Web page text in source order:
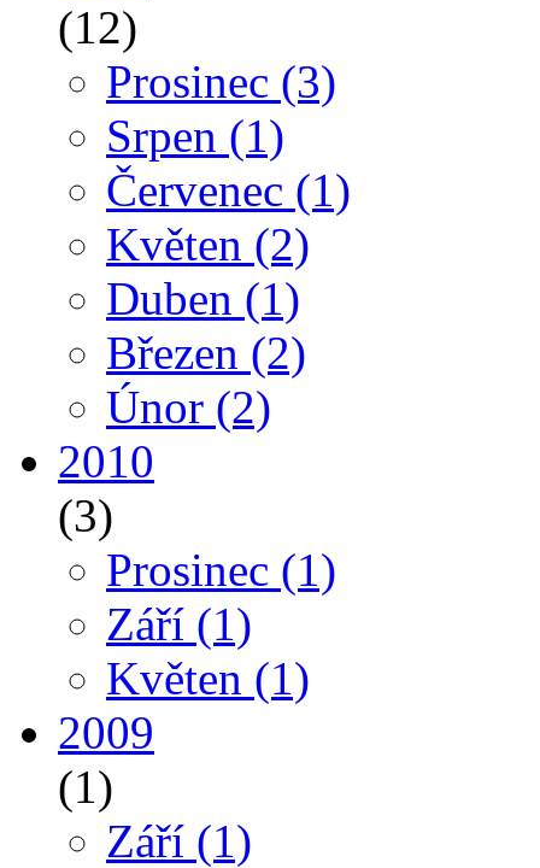
(12)
Prosinec (3)
Srpen (1)
Červenec (1)
Květen (2)
Duben (1)
Březen (2)
Únor (2)
2010
(3)
Prosinec (1)
Září (1)
Květen (1)
2009
(1)
Září (1)